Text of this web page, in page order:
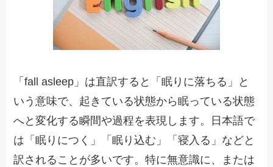
「fall asleep」は直訳すると「眠りに落ちる」と
いう意味で、起きている状態から眠っている状態
へと変化する瞬間や過程を表現します。日本語で
は「眠りにつく」「眠り込む」「寝入る」などと
訳されることが多いです。特に無意識に、または